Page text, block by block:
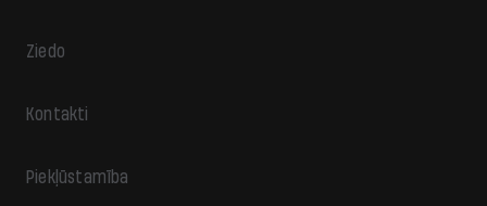
Ziedo
Kontakti
Piekļūstamība